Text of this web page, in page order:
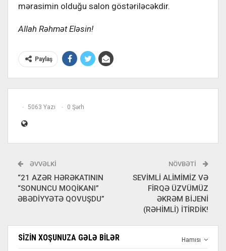
mərasimin olduğu salon göstəriləcəkdir.
Allah Rəhmət Eləsin!
Paylaş
5063 Yazı 0 Şərh
ƏVVƏLKI
“21 AZƏR HƏRƏKATININ
“SONUNCU MOQİKANI”
ƏBƏDİYYƏTƏ QOVUŞDU”
NÖVBƏTI
SEVİMLİ ALİMİMİZ VƏ
FİRQƏ ÜZVÜMÜZ
ƏKRƏM BİJENİ
(RƏHİMLİ) İTİRDİK!
Hamısı
SIZIN XOŞUNUZA GƏLƏ BILƏR